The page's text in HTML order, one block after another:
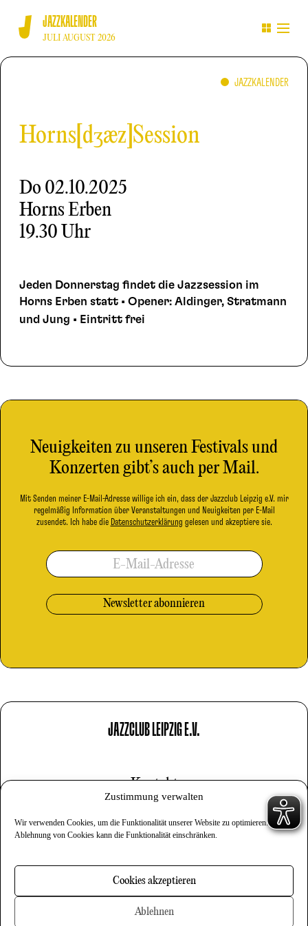
Zustimmung verwalten
Wir verwenden Cookies, um die Funktionalität unserer Website zu optimieren.
Ablehnung von Cookies kann die Funktionalität einschränken.
Cookies akzeptieren
Ablehnen
JAZZKALENDER
JULI AUGUST 2026
JAZZKALENDER
Horns[dʒæz]Session
Do 02.10.2025
Horns Erben
19.30 Uhr
Jeden Donnerstag findet die Jazzsession im
Horns Erben statt • Opener: Aldinger, Stratmann
und Jung • Eintritt frei
Neuigkeiten zu unseren Festivals und
Konzerten gibt’s auch per Mail.
Mit Senden meiner E-Mail-Adresse willige ich ein, dass der Jazzclub Leipzig e.V. mir
regelmäßig Information über Veranstaltungen und Neuigkeiten per E-Mail
zusendet. Ich habe die Datenschutzerklärung gelesen und akzeptiere sie.
E-Mail-Adresse
JAZZCLUB LEIPZIG E.V.
Kontakt
Datenschutz
Newsletter